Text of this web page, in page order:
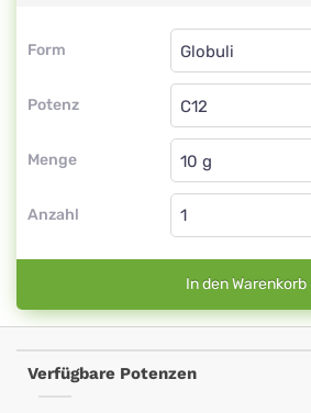
Form
Form
Potenz
Globuli
C12
Menge
Globuli
Anzahl
In den Warenkorb
Verfügbare Potenzen